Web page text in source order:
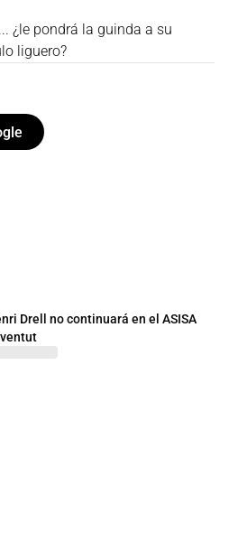
¿le pondrá la guinda a su
liguero?
Drell no continuará en el ASISA